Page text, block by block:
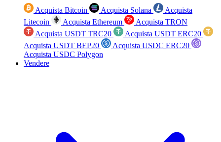
Acquista Bitcoin Acquista Solana
Acquista
Litecoin
Acquista Ethereum
Acquista TRON
Acquista USDT TRC20
Acquista USDT ERC20
Acquista USDT BEP20
Acquista USDC ERC20
Acquista USDC Polygon
Vendere